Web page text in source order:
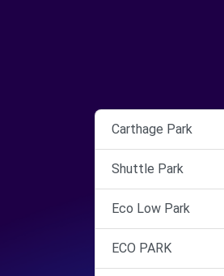
Carthage Park
Shuttle Park
Eco Low Park
ECO PARK